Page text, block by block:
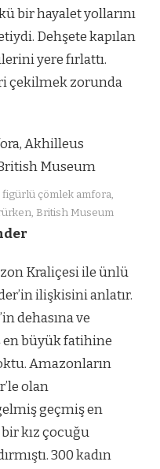
bir hayalet yollarını
Dehşete kapılan
yere fırlattı.
çekilmek zorunda
figürlü çömlek amfora,
British Museum
Kraliçesi ile ünlü
ilişkisini anlatır.
dehasına ve
büyük fatihine
Amazonların
olan
geçmiş en
kız çocuğu
300 kadın